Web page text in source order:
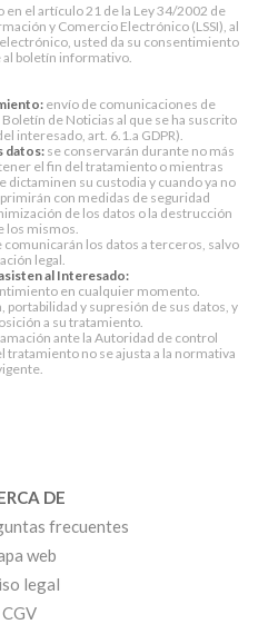
el artículo 21 de la Ley 34/2002 de
y Comercio Electrónico (LSSI), al
usted da su consentimiento
boletín informativo.
envío de comunicaciones de
de Noticias al que se ha suscrito
interesado, art. 6.1.a GDPR).
datos:se conservarán durante no más
el fin del tratamiento o mientras
dictaminen su custodia y cuando ya no
con medidas de seguridad
de los datos o la destrucción
los mismos.
comunicarán los datos a terceros, salvo
legal.
al Interesado:
en cualquier momento.
y supresión de sus datos, y
a su tratamiento.
ante la Autoridad de control
tratamiento no se ajusta a la normativa
DE
frecuentes
web
legal
CGV